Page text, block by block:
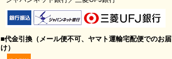
■代金引換（メール便不可、ヤマト運輸宅配便でのお届
け）